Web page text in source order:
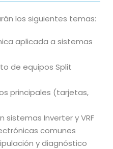
los siguientes temas:
aplicada a sistemas
de equipos Split
principales (tarjetas,
sistemas Inverter y VRF
comunes
y diagnóstico